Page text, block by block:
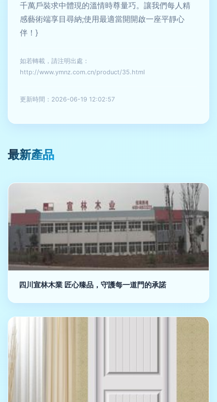
千萬戶裝求中體現的溫情時尊量巧。讓我們每人精
感藝術端享目尋納;使用最適當開開啟一座平靜心
伴！}
如若轉載，請注明出處：
http://www.ymnz.com.cn/product/35.html
更新時間：2026-06-19 12:02:57
最新產品
四川宣林木業 匠心臻品，守護每一道門的承諾